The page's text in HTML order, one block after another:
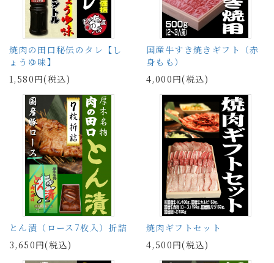
焼肉の田口秘伝のタレ【し
ょうゆ味】
1,580円(税込)
国産牛すき焼きギフト（赤
身もも）
4,000円(税込)
とん漬（ロース7枚入）折詰
3,650円(税込)
焼肉ギフトセット
4,500円(税込)